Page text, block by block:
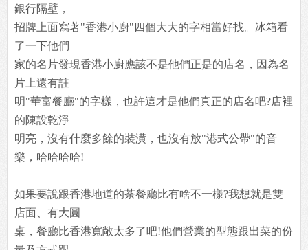
銀行隔壁，
招牌上面寫著"香港小廚"四個大大的字相當好找。冰箱看
了一下他們
家的名片發現香港小廚應該不是他們正是的店名，因為名
片上還有註
明"華富餐廳"的字樣，也許這才是他們真正的店名吧?店裡
的陳設乾淨
明亮，沒有什麼多餘的裝潢，也沒有放"港式公帶"的音
樂，哈哈哈哈!
如果要說跟香港地道的茶餐廳比有啥不一樣?我想就是雙
店面、有大圓
桌，餐廳比香港寬敞太多了吧!他們營業的型態跟出菜的份